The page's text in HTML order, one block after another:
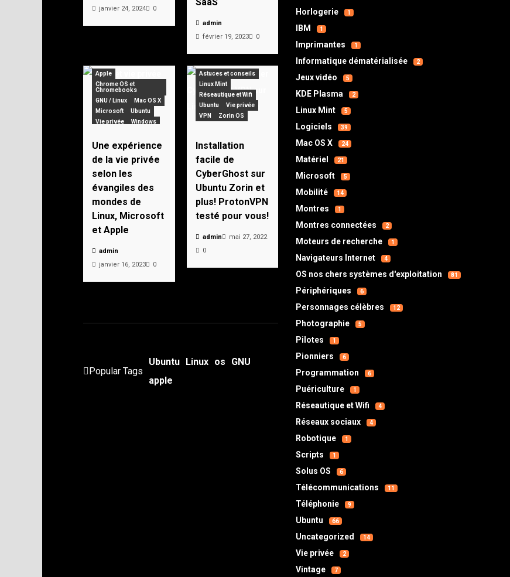
janvier 24, 2024
0
SaaS
admin
février 19, 2023
0
Apple
Chrome OS et
Chromebooks
GNU / Linux
Mac OS X
Microsoft
Ubuntu
Vie privée
Windows
Une expérience
de la vie privée
selon les
évangiles des
mondes de
Linux, Microsoft
et Apple
admin
janvier 16, 2023
0
Astuces et conseils
Linux Mint
Réseautique et Wifi
Ubuntu
Vie privée
VPN
Zorin OS
Installation
facile de
CyberGhost sur
Ubuntu Zorin et
plus! ProtonVPN
testé pour vous!
admin
mai 27, 2022
0
Popular Tags
Ubuntu Linux os
GNU
apple
Horlogerie 1
IBM 1
Imprimantes 1
Informatique dématérialisée 2
Jeux vidéo 5
KDE Plasma 2
Linux Mint 5
Logiciels 39
Mac OS X 24
Matériel 21
Microsoft 5
Mobilité 14
Montres 1
Montres connectées 2
Moteurs de recherche 1
Navigateurs Internet 4
OS nos chers systèmes d'exploitation 81
Périphériques 6
Personnages célèbres 12
Photographie 5
Pilotes 1
Pionniers 6
Programmation 6
Puériculture 1
Réseautique et Wifi 4
Réseaux sociaux 4
Robotique 1
Scripts 1
Solus OS 6
Télécommunications 11
Téléphonie 9
Ubuntu 66
Uncategorized 14
Vie privée 2
Vintage 7